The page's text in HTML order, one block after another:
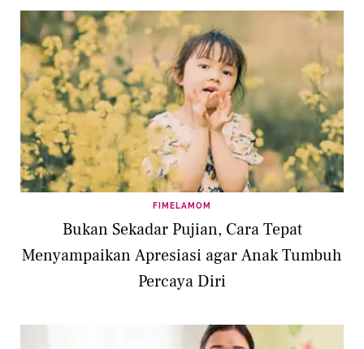
FIMELAMOM
Bukan Sekadar Pujian, Cara Tepat
Menyampaikan Apresiasi agar Anak Tumbuh
Percaya Diri